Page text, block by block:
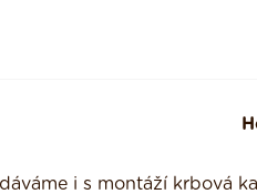
i s montáží krbová